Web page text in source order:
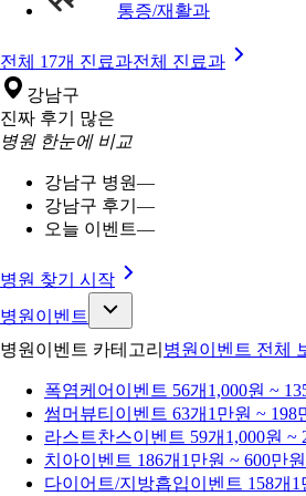
통증/재활과
전체 17개 진료과전체 진료과
강남구
진짜 후기 많은
병원 한눈에 비교
강남구 병원—
강남구 후기 —
오늘 이벤트—
병원 찾기 시작
병원이벤트
병원이벤트 카테고리 병원이벤트 전체
폭염케어 이벤트 56개 1,000원 ~
썸머뷰티 이벤트 63개 1만원 ~ 198
라스트찬스이벤트 59개 1,000원 ~
치아이벤트 186개 1만원 ~ 600만원
다이어트/지방흡입이벤트 158개 1